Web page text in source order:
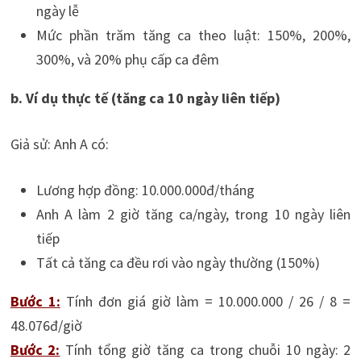
ngày lễ
Mức phần trăm tăng ca theo luật: 150%, 200%,
300%, và 20% phụ cấp ca đêm
b. Ví dụ thực tế (tăng ca 10 ngày liên tiếp)
Giả sử: Anh A có:
Lương hợp đồng: 10.000.000đ/tháng
Anh A làm 2 giờ tăng ca/ngày, trong 10 ngày liên
tiếp
Tất cả tăng ca đều rơi vào ngày thường (150%)
Bước 1: Tính đơn giá giờ làm = 10.000.000 / 26 / 8 =
48.076đ/giờ
Bước 2: Tính tổng giờ tăng ca trong chuỗi 10 ngày: 2